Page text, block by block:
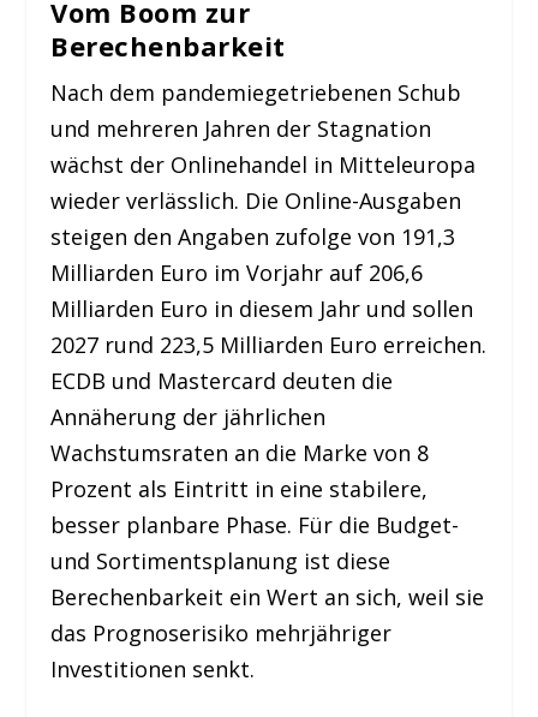
Vom Boom zur
Berechenbarkeit
Nach dem pandemiegetriebenen Schub
und mehreren Jahren der Stagnation
wächst der Onlinehandel in Mitteleuropa
wieder verlässlich. Die Online-Ausgaben
steigen den Angaben zufolge von 191,3
Milliarden Euro im Vorjahr auf 206,6
Milliarden Euro in diesem Jahr und sollen
2027 rund 223,5 Milliarden Euro erreichen.
ECDB und Mastercard deuten die
Annäherung der jährlichen
Wachstumsraten an die Marke von 8
Prozent als Eintritt in eine stabilere,
besser planbare Phase. Für die Budget-
und Sortimentsplanung ist diese
Berechenbarkeit ein Wert an sich, weil sie
das Prognoserisiko mehrjähriger
Investitionen senkt.